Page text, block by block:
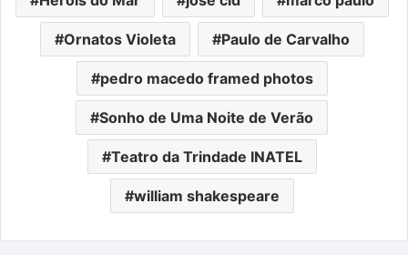
Ornatos Violeta Paulo de Carvalho
pedro macedo framed photos
Sonho de Uma Noite de Verão
Teatro da Trindade INATEL
william shakespeare